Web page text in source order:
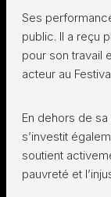
Ses
public. Il a reçu
pour son travail
acteur au
En dehors de
s’investit
soutient
pauvreté et